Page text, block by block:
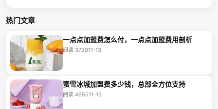
热门文章
一点点加盟费怎么付，一点点加盟费用剖析
阅读 373011-13
蜜雪冰城加盟费多少钱，总部全方位支持
阅读 465511-13